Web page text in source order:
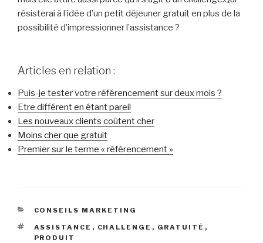
résisterai à l’idée d’un petit déjeuner gratuit en plus de la
possibilité d’impressionner l’assistance ?
Articles en relation :
Puis-je tester votre référencement sur deux mois ?
Etre différent en étant pareil
Les nouveaux clients coûtent cher
Moins cher que gratuit
Premier sur le terme « référencement »
CATÉGORIES
CONSEILS MARKETING
ÉTIQUETTES
ASSISTANCE , CHALLENGE , GRATUITÉ ,
PRODUIT